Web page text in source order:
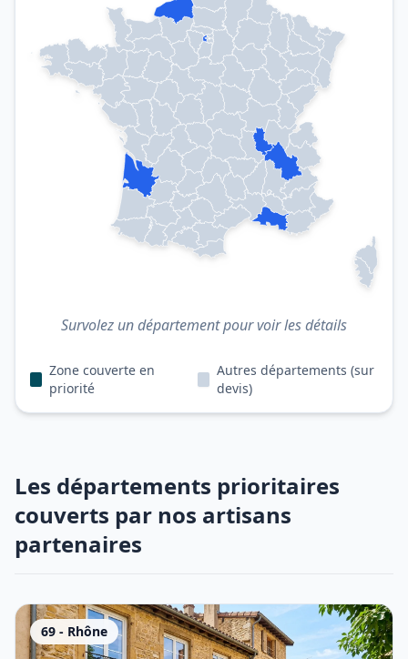
Survolez un département pour voir les détails
Zone couverte en
priorité
Autres départements (sur
devis)
Les départements prioritaires
couverts par nos artisans
partenaires
69 - Rhône